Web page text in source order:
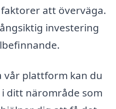
att överväga.
investering
vår plattform kan du
ditt närområde som